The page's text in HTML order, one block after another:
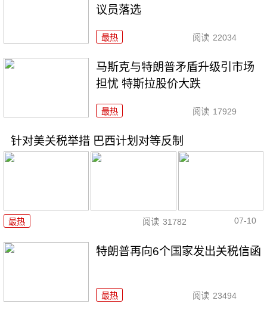
议员落选
最热 阅读 22034
马斯克与特朗普矛盾升级引市场
担忧 特斯拉股价大跌
最热 阅读 17929
针对美关税举措 巴西计划对等反制
最热 阅读 31782 07-10
特朗普再向6个国家发出关税信函
最热 阅读 23494